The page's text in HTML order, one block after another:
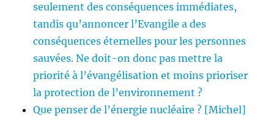
seulement des conséquences immédiates,
tandis qu’annoncer l’Evangile a des
conséquences éternelles pour les personnes
sauvées. Ne doit-on donc pas mettre la
priorité à l’évangélisation et moins prioriser
la protection de l’environnement ?
Que penser de l’énergie nucléaire ? [Michel]